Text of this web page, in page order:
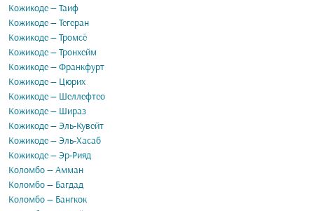
Кожикоде — Таиф
Кожикоде — Тегеран
Кожикоде — Тромсё
Кожикоде — Тронхейм
Кожикоде — Франкфурт
Кожикоде — Цюрих
Кожикоде — Шеллефтео
Кожикоде — Шираз
Кожикоде — Эль-Кувейт
Кожикоде — Эль-Хасаб
Кожикоде — Эр-Рияд
Коломбо — Амман
Коломбо — Багдад
Коломбо — Бангкок